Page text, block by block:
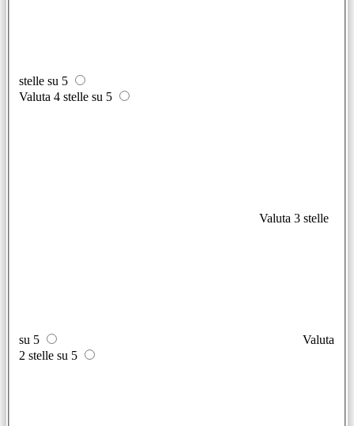
stelle su 5
Valuta 4 stelle su 5
Valuta 3 stelle
su 5
Valuta
2 stelle su 5